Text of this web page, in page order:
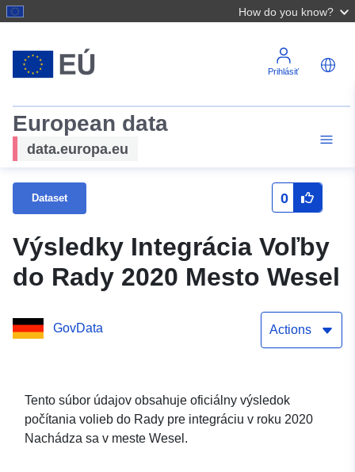
How do you know?
Prihlásiť
European data
data.europa.eu
Dataset 0
Výsledky Integrácia Voľby
do Rady 2020 Mesto Wesel
GovData Actions
Tento súbor údajov obsahuje oficiálny výsledok
počítania volieb do Rady pre integráciu v roku 2020
Nachádza sa v meste Wesel.